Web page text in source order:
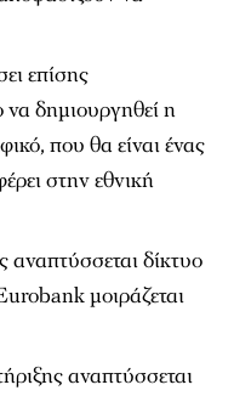
επίσης
να δημιουργηθεί η
που θα είναι ένας
στην εθνική
δίκτυο
μοιράζεται
αναπτύσσεται